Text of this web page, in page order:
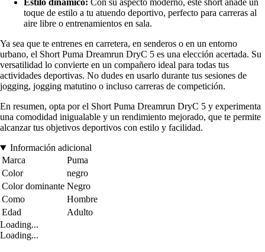
Estilo dinámico: Con su aspecto moderno, este short añade un
toque de estilo a tu atuendo deportivo, perfecto para carreras al
aire libre o entrenamientos en sala.
Ya sea que te entrenes en carretera, en senderos o en un entorno
urbano, el Short Puma Dreamrun DryC 5 es una elección acertada. Su
versatilidad lo convierte en un compañero ideal para todas tus
actividades deportivas. No dudes en usarlo durante tus sesiones de
jogging, jogging matutino o incluso carreras de competición.
En resumen, opta por el Short Puma Dreamrun DryC 5 y experimenta
una comodidad inigualable y un rendimiento mejorado, que te permite
alcanzar tus objetivos deportivos con estilo y facilidad.
Información adicional
Marca
Puma
Color
negro
Color dominante Negro
Como
Hombre
Edad
Adulto
Loading...
Loading...